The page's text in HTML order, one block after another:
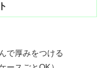
で厚みをつける